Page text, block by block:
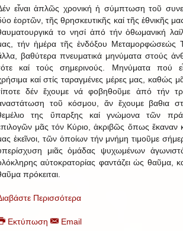
εἶναι ἁπλῶς χρονική ἡ σύμπτωση τοῦ
ἑορτῶν, τῆς θρησκευτικῆς καί τῆς ἐθνικῆς
το νησί ἀπό τήν ὀθωμανική
τήν ἡμέρα τῆς ἐνδόξου Μεταμορφώσεώς
βαθύτερα πνευματικά μηνύματα στούς
καί τούς σημερινούς. Μηνύματα πού
καί στίς ταραγμένες μέρες μας, καθώς
δέν ἔχουμε νά φοβηθοῦμε ἀπό τήν
τοῦ κόσμου, ἄν ἔχουμε βαθια
της ὕπαρξης καί γνώμονα τῶν
μᾶς τόν Κύριο, ἀκριβῶς ὅπως ἔκαναν
ἐκεῖνοι, τῶν ὁποίων τήν μνήμη τιμοῦμε
μιᾶς ὁμάδας ψυχωμένων
αὐτοκρατορίας φαντάζει ὡς θαῦμα,
πρόκειται.
Περισσότερα
Εκτύπωση Email